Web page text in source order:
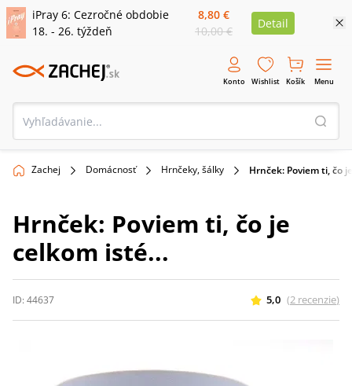
iPray 6: Cezročné obdobie
18. - 26. týždeň
8,80 €
10,00 €
Detail
Konto Wishlist Košík Menu
Zachej Domácnosť Hrnčeky, šálky Hrnček: Poviem ti, čo
Hrnček: Poviem ti, čo je
celkom isté...
ID: 44637 5,0 (2 recenzie)